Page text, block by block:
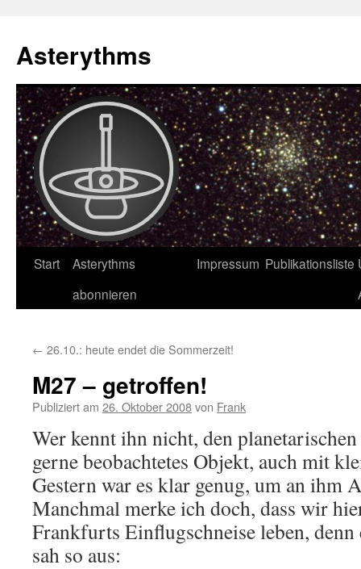
Asterythms
Zum
Start
Asterythms
abonnieren
Impressum Publikationsliste
← 26.10.: heute endet die Sommerzeit!
M27 – getroffen!
Publiziert am 26. Oktober 2008von Frank
Wer kennt ihn nicht, den
gerne beobachtetes Objekt, auch mit
Gestern war es klar genug, um an ihm
Manchmal merke ich doch, dass wir
Frankfurts Einflugschneise leben,
sah so aus: